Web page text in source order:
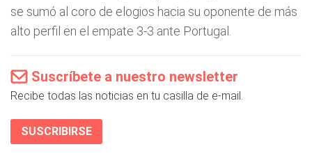
se sumó al coro de elogios hacia su oponente de más
alto perfil en el empate 3-3 ante Portugal.
Suscríbete a nuestro newsletter
Recibe todas las noticias en tu casilla de e-mail.
SUSCRIBIRSE